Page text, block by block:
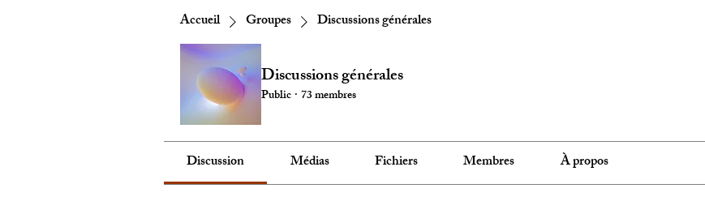
Accueil Groupes Discussions générales
Discussions générales
Public · 73 membres
Discussion Médias Fichiers Membres
À propos